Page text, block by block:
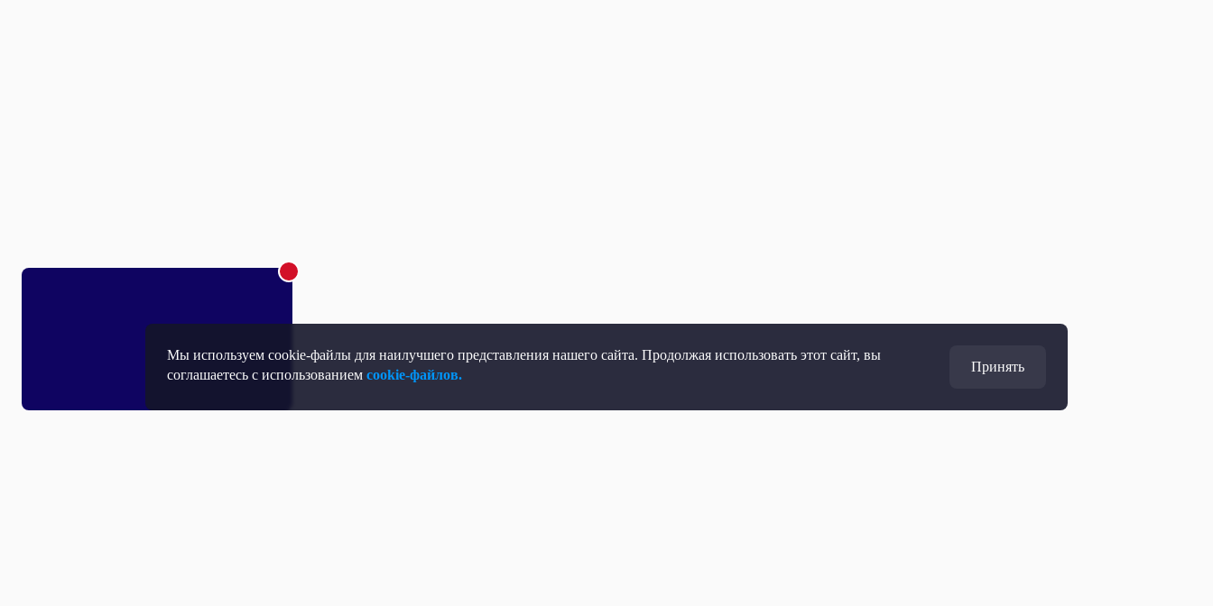
Мы используем cookie-файлы для наилучшего представления нашего сайта. Продолжая использовать этот сайт, вы
соглашаетесь с использованиемcookie-файлов.
Принять